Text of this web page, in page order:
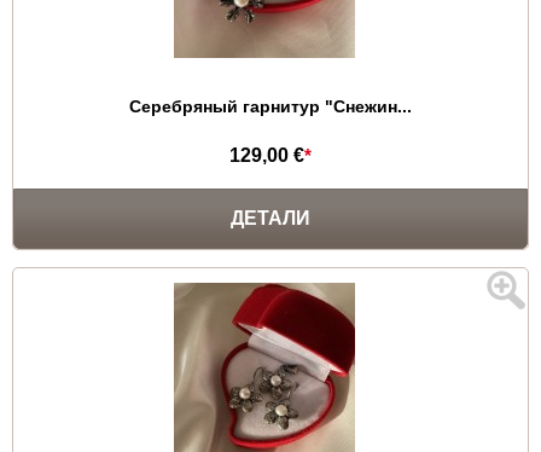
Серебряный гарнитур "Снежин...
129,00 €*
ДЕТАЛИ